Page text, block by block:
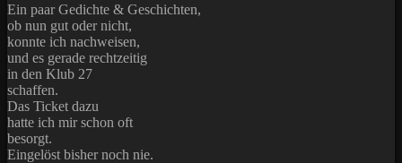
Ein paar Gedichte & Geschichten,
ob nun gut oder nicht,
konnte ich nachweisen,
und es gerade rechtzeitig
in den Klub 27
schaffen.
Das Ticket dazu
hatte ich mir schon oft
besorgt.
Eingelöst bisher noch nie.